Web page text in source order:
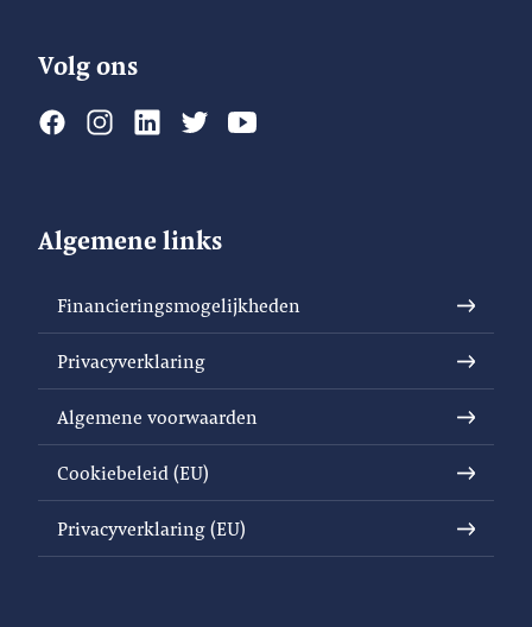
Volg ons
Algemene links
Financieringsmogelijkheden
Privacyverklaring
Algemene voorwaarden
Cookiebeleid (EU)
Privacyverklaring (EU)